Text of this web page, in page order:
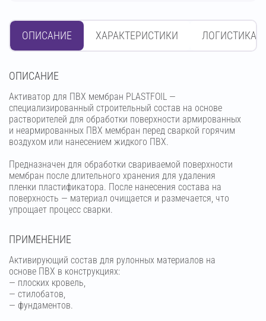
ОПИСАНИЕ ХАРАКТЕРИСТИКИ ЛОГИСТИКА
OПИСАНИЕ
Активатор для ПВХ мембран PLASTFOIL —
специализированный строительный состав на основе
растворителей для обработки поверхности армированных
и неармированных ПВХ мембран перед сваркой горячим
воздухом или нанесением жидкого ПВХ.
Предназначен для обработки свариваемой поверхности
мембран после длительного хранения для удаления
пленки пластификатора. После нанесения состава на
поверхность — материал очищается и размечается, что
упрощает процесс сварки.
ПРИМЕНЕНИЕ
Активирующий состав для рулонных материалов на
основе ПВХ в конструкциях:
— плоских кровель,
— стилобатов,
— фундаментов.